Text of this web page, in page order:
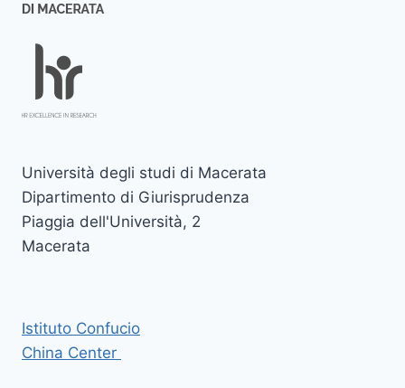
Università degli studi di Macerata
Dipartimento di Giurisprudenza
Piaggia dell'Università, 2
Macerata
Istituto Confucio
China Center